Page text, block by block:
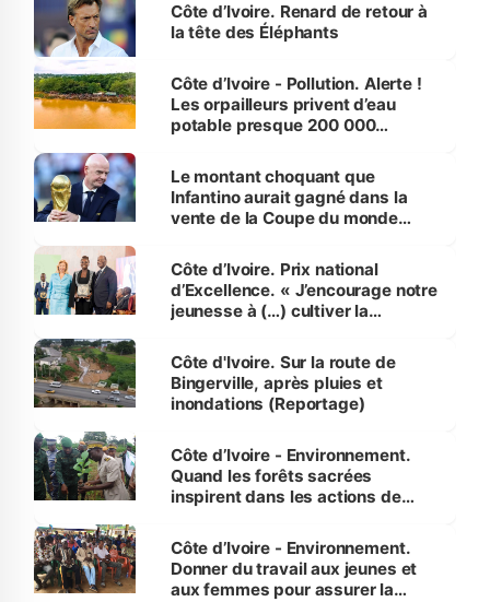
Côte d’Ivoire. Renard de retour à
la tête des Éléphants
Côte d’Ivoire - Pollution. Alerte !
Les orpailleurs privent d’eau
potable presque 200 000
Le montant choquant que
Infantino aurait gagné dans la
vente de la Coupe du monde
Côte d’Ivoire. Prix national
d’Excellence. « J’encourage notre
jeunesse à (…) cultiver la
(Alassane Ouattara
Côte d'Ivoire. Sur la route de
Bingerville, après pluies et
inondations (Reportage)
Côte d’Ivoire - Environnement.
Quand les forêts sacrées
inspirent dans les actions de
Côte d’Ivoire - Environnement.
Donner du travail aux jeunes et
aux femmes pour assurer la